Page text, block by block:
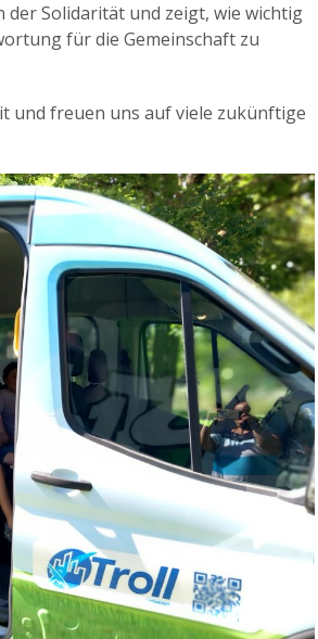
Solidarität und zeigt, wie wichtig
für die Gemeinschaft zu
und freuen uns auf viele zukünftige